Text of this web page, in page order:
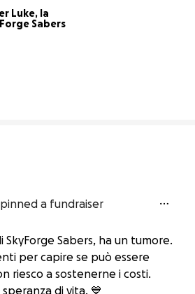
Luke, la
Sabers
pinned a fundraiser
SkyForge Sabers, ha un tumore.
per capire se può essere
riesco a sostenerne i costi.
di vita. 💙